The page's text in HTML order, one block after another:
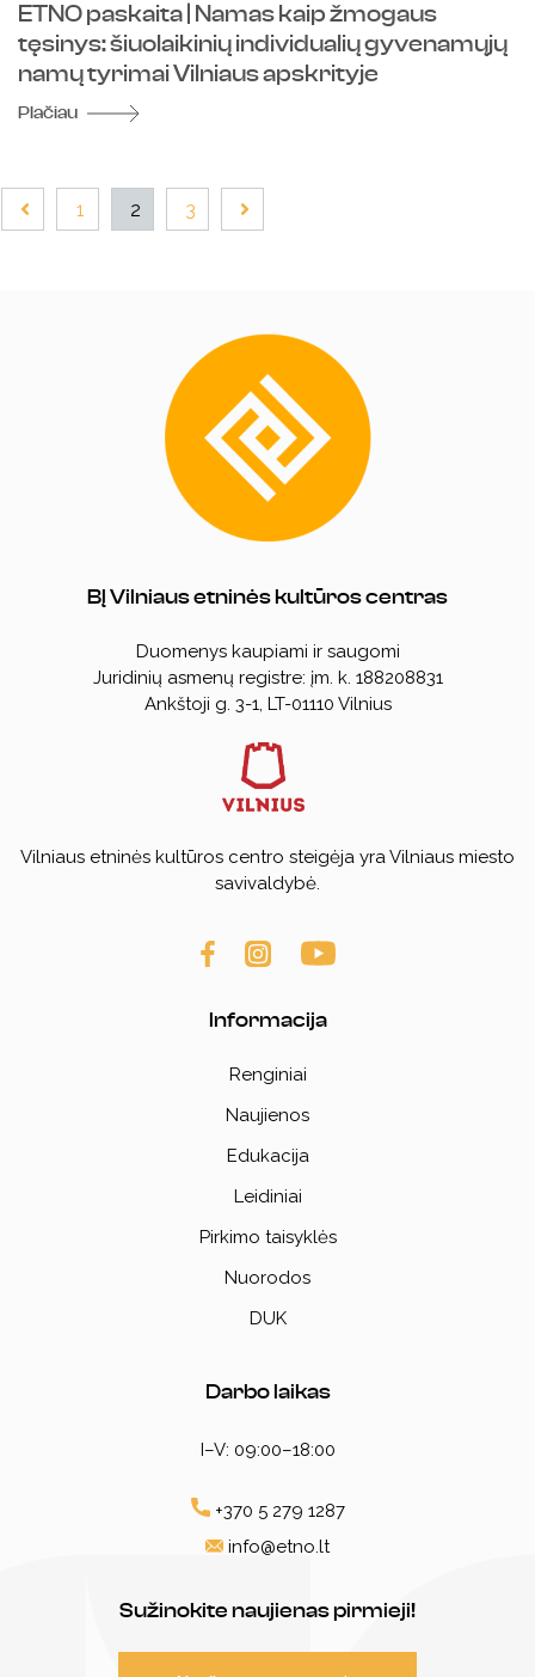
ETNO paskaita | Namas kaip žmogaus
tęsinys: šiuolaikinių individualių gyvenamųjų
namų tyrimai Vilniaus apskrityje
Plačiau
1 2 3
BĮ Vilniaus etninės kultūros centras
Duomenys kaupiami ir saugomi
Juridinių asmenų registre: įm. k. 188208831
Ankštoji g. 3-1, LT-01110 Vilnius
Vilniaus etninės kultūros centro steigėja yra Vilniaus miesto
savivaldybė.
Informacija
Renginiai
Naujienos
Edukacija
Leidiniai
Pirkimo taisyklės
Nuorodos
DUK
Darbo laikas
I–V: 09:00–18:00
+370 5 279 1287
info@etno.lt
Sužinokite naujienas pirmieji!